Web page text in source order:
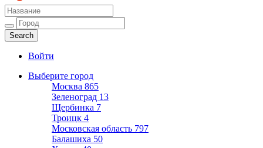
Ветеринарные клиники
Адреса и телефоны
Войти
Выберите город
Москва 865
Зеленоград 13
Щербинка 7
Троицк 4
Московская область 797
Балашиха 50